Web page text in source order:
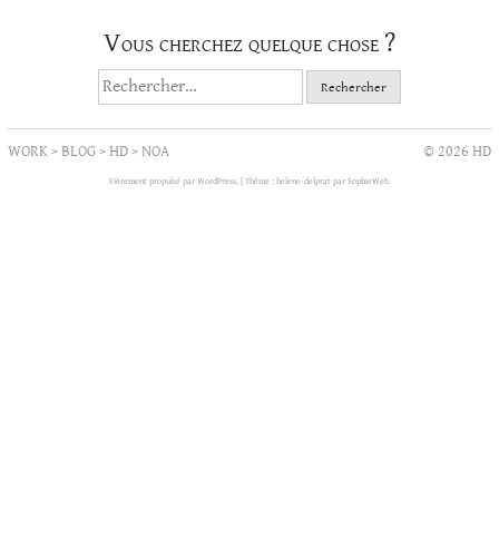
Vous cherchez quelque chose ?
Rechercher :
WORK>BLOG>HD>NOA © 2026 HD
Fièrement propulsé par WordPress. Thème : helene-delprat par SophieWeb.